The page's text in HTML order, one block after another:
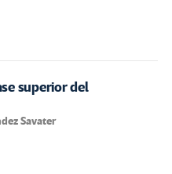
superior del
Savater